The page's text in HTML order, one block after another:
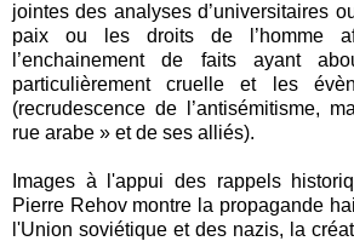
jointes des analyses d’universitaires
paix ou les droits de l’homme
l’enchainement de faits ayant
particulièrement cruelle et les
(recrudescence de l’antisémitisme,
rue arabe » et de ses alliés).
Images à l'appui des rappels
Pierre Rehov montre la propagande
l'Union soviétique et des nazis, la